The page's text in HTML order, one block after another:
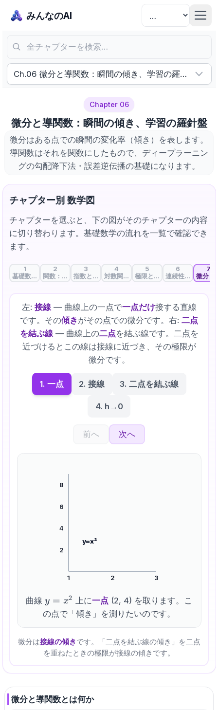
みんなのAI
全チャプターを検索…
Ch.06 微分と導関数：瞬間の傾き、学習の羅針盤
Chapter 06
微分と導関数：瞬間の傾き、学習の羅針盤
微分はある点での瞬間の変化率（傾き）を表します。
導関数はそれを関数にしたもので、ディープラーニン
グの勾配降下法・誤差逆伝播の基礎になります。
チャプター別 数学図
チャプターを選ぶと、下の図がそのチャプターの内容
に切り替わります。基礎数学の流れを一覧で確認でき
ます。
1
基礎数学とAI：AIの言語を学ぶ
2
関数：入出力をつなぐAIの基本単位
3
指数と指数関数：成長と活性化の数学
4
対数関数：かけ算を足し算に、損失設
5
極限とε-δ：「限りなく近づ
6
連続性：途切れ
7
微分と
左: 接線 — 曲線上の一点で一点だけ接する直線
です。その傾き がその点での微分です。右: 二点
を結ぶ線 — 曲線上の二点を結ぶ線です。二点を
近づけるとこの線は接線に近づき、その極限が
微分です。
1. 一点 2. 接線 3. 二点を結ぶ線
4. h→0
前へ 次へ
1 2 3
2
4
6
8
y=x²
曲線 y=x^2
y = x2 上に一点 (2, 4) を取ります。こ
の点で「傾き」を測りたいのです。
微分は接線の傾きです。「二点を結ぶ線の傾き」を二点
を重ねたときの極限が接線の傾きです。
微分と導関数とは何か